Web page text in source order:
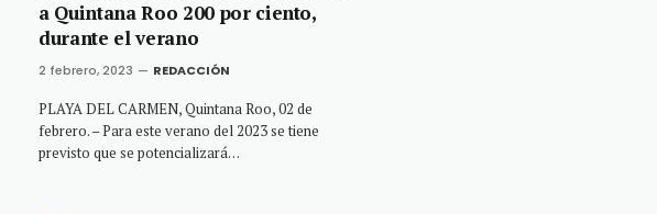
a Quintana Roo 200 por ciento,
durante el verano
2 febrero, 2023 REDACCIÓN
PLAYA DEL CARMEN, Quintana Roo, 02 de
febrero. – Para este verano del 2023 se tiene
previsto que se potencializará…